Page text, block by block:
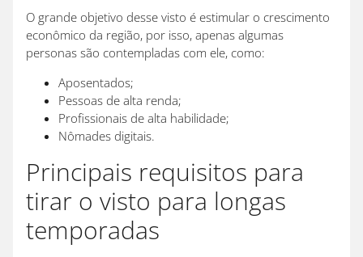
O grande objetivo desse visto é estimular o crescimento
econômico da região, por isso, apenas algumas
personas são contempladas com ele, como:
Aposentados;
Pessoas de alta renda;
Profissionais de alta habilidade;
Nômades digitais.
Principais requisitos para
tirar o visto para longas
temporadas